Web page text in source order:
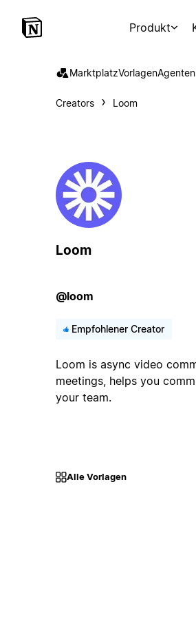
Produkt
MarktplatzVorlagenAgenten
Creators Loom
Loom
@loom
Empfohlener Creator
Loom is async video
meetings, helps you
your team.
Alle Vorlagen